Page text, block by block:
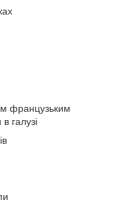
французьким
галузі